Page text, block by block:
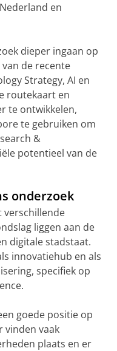
en
dieper ingaan op
de recente
Strategy, AI en
routekaart en
te ontwikkelen,
te gebruiken om
&
potentieel van de
onderzoek
verschillende
liggen aan de
digitale stadstaat.
innovatiehub en als
specifiek op
goede positie op
vinden vaak
plaats en er